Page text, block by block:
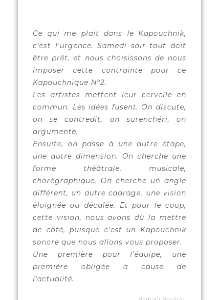
Ce qui me plait dans le Kapouchnik,
c'est l'urgence. Samedi soir tout doit
être prêt, et nous choisissons de nous
imposer cette contrainte pour ce
Kapouchnique N°2.
Les artistes mettent leur cervelle en
commun. Les idées fusent. On discute,
on se contredit, on surenchéri, on
argumente.
Ensuite, on passe à une autre étape,
une autre dimension. On cherche une
forme théâtrale, musicale,
chorégraphique. On cherche un angle
différent, un autre cadrage, une vision
éloignée ou décalée. Et pour le coup,
cette vision, nous avons dû la mettre
de côté, puisque c'est un Kapouchnik
sonore que nous allons vous proposer.
Une première pour l'équipe, une
première obligée à cause de
l'actualité.